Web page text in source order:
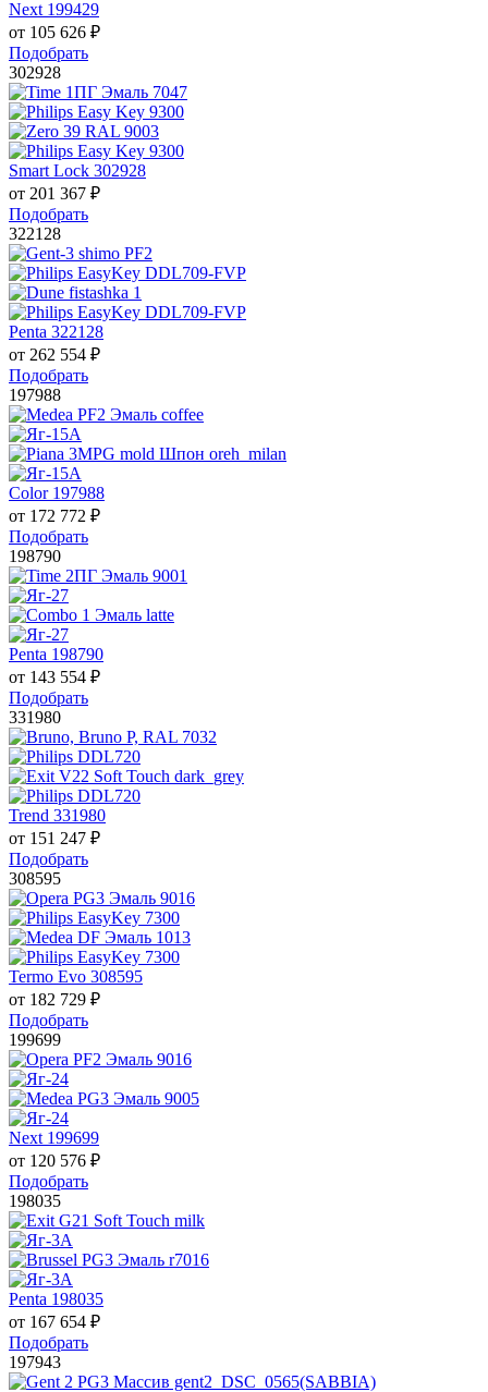
Next 199429
от 105 626 ₽
Подобрать
302928
Smart Lock 302928
от 201 367 ₽
Подобрать
322128
Penta 322128
от 262 554 ₽
Подобрать
197988
Color 197988
от 172 772 ₽
Подобрать
198790
Penta 198790
от 143 554 ₽
Подобрать
331980
Trend 331980
от 151 247 ₽
Подобрать
308595
Termo Evo 308595
от 182 729 ₽
Подобрать
199699
Next 199699
от 120 576 ₽
Подобрать
198035
Penta 198035
от 167 654 ₽
Подобрать
197943